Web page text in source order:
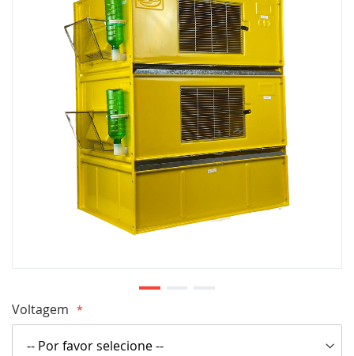
Saltar
para
Voltagem